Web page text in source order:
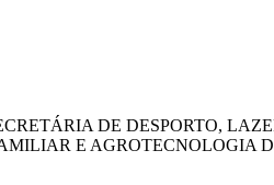
DE DESPORTO,
E AGROTECNOLOGIA